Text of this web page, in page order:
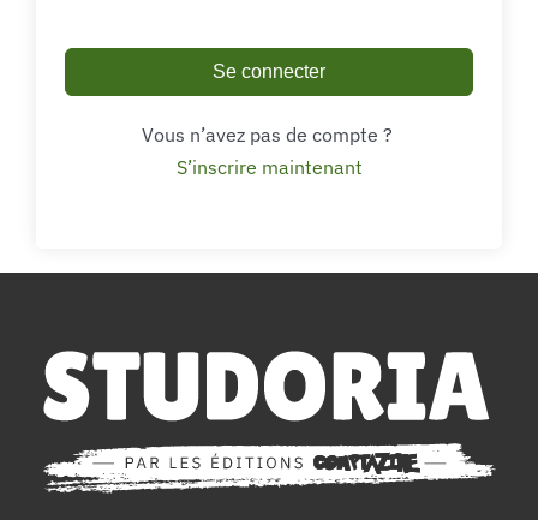
Se connecter
Vous n’avez pas de compte ?
S’inscrire maintenant